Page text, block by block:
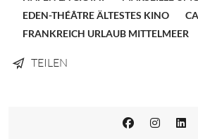
EDEN-THÉÂTRE ÄLTESTES KINO
FRANKREICH URLAUB MITTELMEER
TEILEN